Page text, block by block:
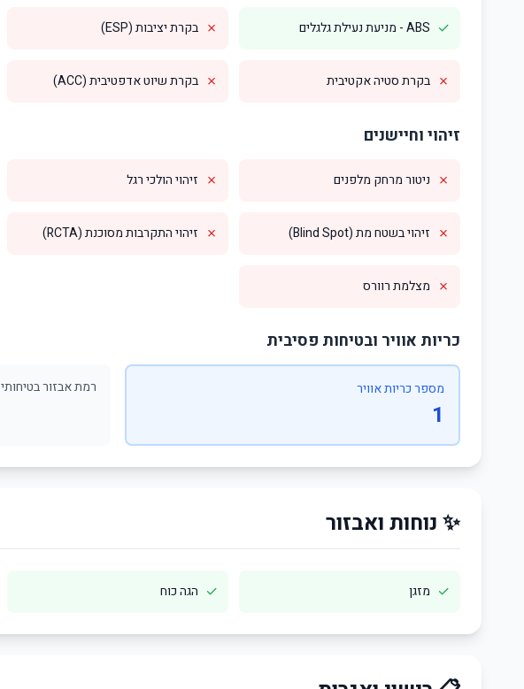
✓ ABS - מניעת נעילת גלגלים ✗ בקרת יציבות (ESP)
✗ בקרת סטיה אקטיבית ✗ בקרת שיוט אדפטיבית (ACC)
זיהוי וחיישנים
✗ ניטור מרחק מלפנים ✗ זיהוי הולכי רגל
✗ זיהוי בשטח מת (Blind Spot) ✗ זיהוי התקרבות מסוכנת (RCTA)
✗ מצלמת רוורס
כריות אוויר ובטיחות פסיבית
מספר כריות אוויר
1
רמת אבזור בטיחותי
✨ נוחות ואבזור
✓ מזגן ✓ הגה כוח